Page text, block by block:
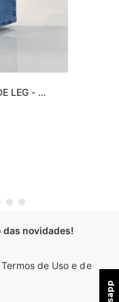
LEG -
novidades!
de Uso e de